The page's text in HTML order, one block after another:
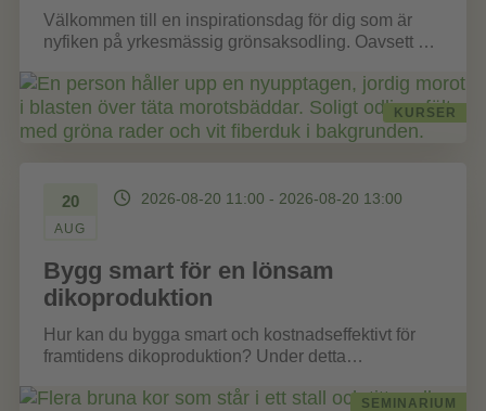
KURSER
Välkommen till en inspirationsdag för dig som är
nyfiken på yrkesmässig grönsaksodling. Oavsett om
20
AUG
2026-08-20 11:00 - 2026-08-20 13:00
SEMINARIUM
Bygg smart för en lönsam
dikoproduktion
Hur kan du bygga smart och kostnadseffektivt för
framtidens dikoproduktion? Under detta
praktiska exempel och...